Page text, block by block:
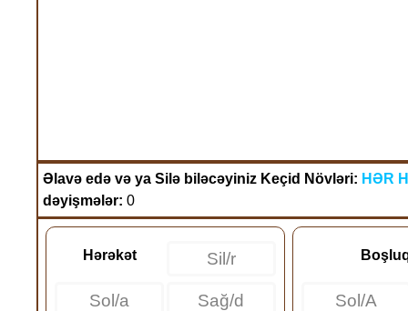
Əlavə edə və ya Silə biləcəyiniz Keçid Növləri: HƏR
dəyişmələr: 0
Hərəkət Sil/r
Sol/a Sağ/d Sol/A